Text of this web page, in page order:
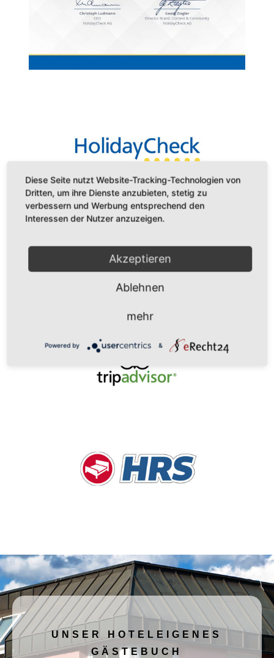
UNSER HOTELEIGENES
GÄSTEBUCH
Diese Seite nutzt Website-Tracking-Technologien von
Dritten, um ihre Dienste anzubieten, stetig zu
verbessern und Werbung entsprechend den
Interessen der Nutzer anzuzeigen.
Akzeptieren
Ablehnen
mehr
Powered by &